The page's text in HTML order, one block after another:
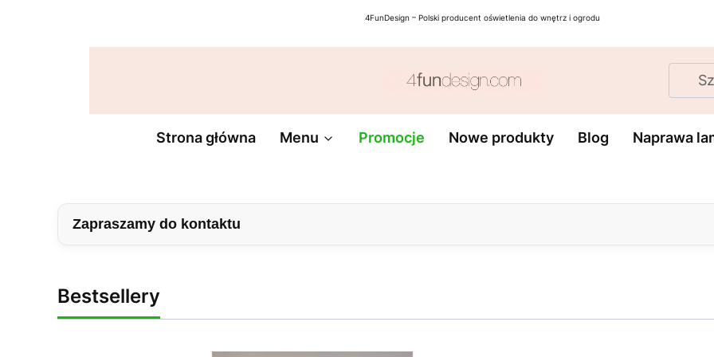
4FunDesign – Polski producent oświetlenia do wnętrz i ogrodu
Strona główna Menu Promocje Nowe produkty Blog Naprawa
sufitowe
Kinkiety
Lampy
ogrodowe
Żyrandole
Lampy
podłogowe
Zapraszamy do kontaktu
Bestsellery